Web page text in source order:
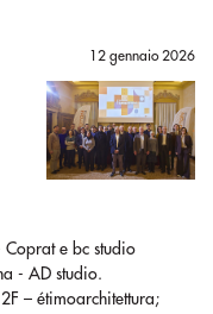
12 gennaio 2026
e bc studio
- AD studio.
– étimoarchitettura;